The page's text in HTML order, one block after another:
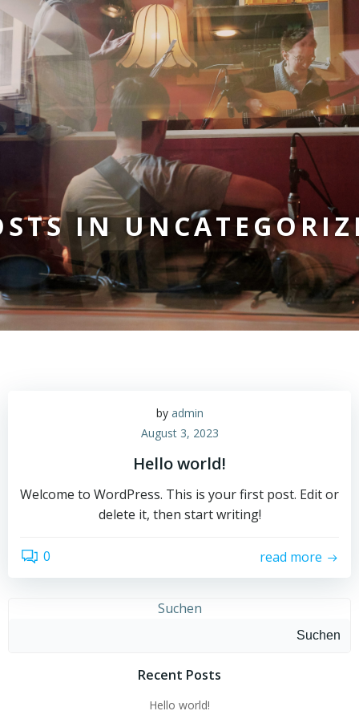
IN
by admin
August 3, 2023
Hello world!
Welcome to WordPress. This is your first post. Edit or
delete it, then start writing!
0 read more
Suchen
Suchen
Recent Posts
Hello world!